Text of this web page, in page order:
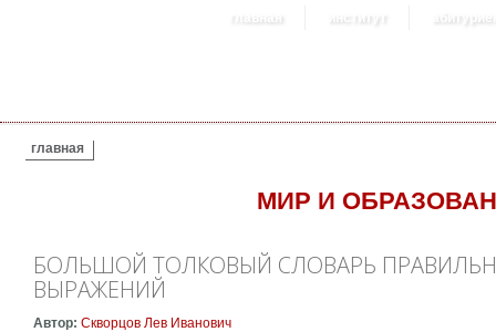
главная институт
ВЫ ЗДЕСЬ
главная
МИР И
БОЛЬШОЙ ТОЛКОВЫЙ СЛОВАРЬ
ВЫРАЖЕНИЙ
Автор: Скворцов Лев Иванович